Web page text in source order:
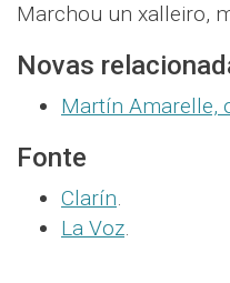
Marchou un xalleiro,
Novas
Martín Amarelle,
Fonte
Clarín.
La Voz.